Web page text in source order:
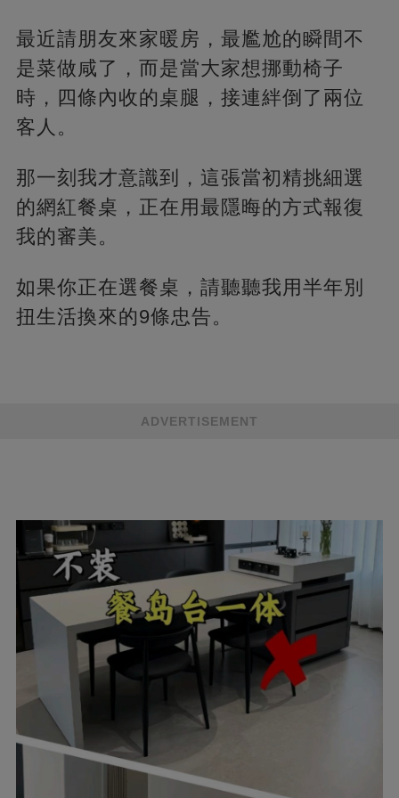
最近請朋友來家暖房，最尷尬的瞬間不
是菜做咸了，而是當大家想挪動椅子
時，四條內收的桌腿，接連絆倒了兩位
客人。
那一刻我才意識到，這張當初精挑細選
的網紅餐桌，正在用最隱晦的方式報復
我的審美。
如果你正在選餐桌，請聽聽我用半年別
扭生活換來的9條忠告。
ADVERTISEMENT